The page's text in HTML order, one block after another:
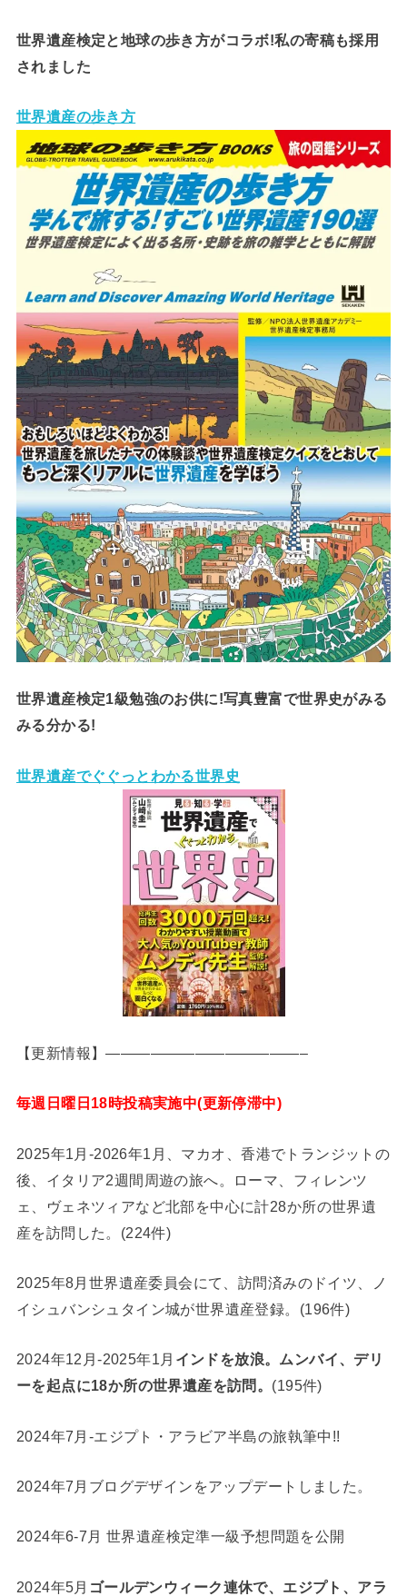
世界遺産検定と地球の歩き方がコラボ!私の寄稿も採用
されました
世界遺産の歩き方
世界遺産検定1級勉強のお供に!写真豊富で世界史がみる
みる分かる!
世界遺産でぐぐっとわかる世界史
【更新情報】—————————————–
毎週日曜日18時投稿実施中(更新停滞中)
2025年1月-2026年1月、マカオ、香港でトランジットの
後、イタリア2週間周遊の旅へ。ローマ、フィレンツ
ェ、ヴェネツィアなど北部を中心に計28か所の世界遺
産を訪問した。(224件)
2025年8月世界遺産委員会にて、訪問済みのドイツ、ノ
イシュバンシュタイン城が世界遺産登録。(196件)
2024年12月-2025年1月 インドを放浪。ムンバイ、デリ
ーを起点に18か所の世界遺産を訪問。 (195件)
2024年7月-エジプト・アラビア半島の旅執筆中!!
2024年7月ブログデザインをアップデートしました。
2024年6-7月 世界遺産検定準一級予想問題を公開
2024年5月 ゴールデンウィーク連休で、エジプト、アラ